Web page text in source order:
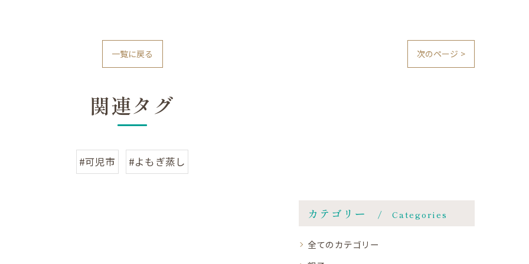
一覧に戻る 次のページ >
関連タグ
#可児市 #よもぎ蒸し
カテゴリー Categories
全てのカテゴリー